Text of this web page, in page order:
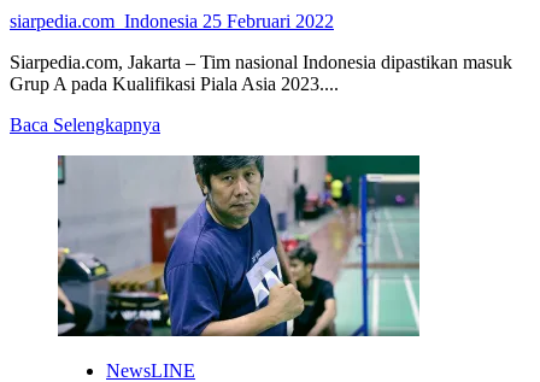
siarpedia.com_Indonesia 25 Februari 2022
Siarpedia.com, Jakarta – Tim nasional Indonesia dipastikan masuk
Grup A pada Kualifikasi Piala Asia 2023....
Baca Selengkapnya
about
PSSI
Optimistis
Indonesia
Lolos
ke
Piala
Asia
2023
NewsLINE